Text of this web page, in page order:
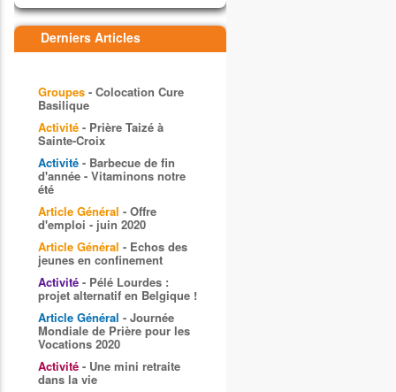
Derniers Articles
Groupes - Colocation Cure
Basilique
Activité - Prière Taizé à
Sainte-Croix
Activité - Barbecue de fin
d'année - Vitaminons notre
été
Article Général - Offre
d'emploi - juin 2020
Article Général - Echos des
jeunes en confinement
Activité - Pélé Lourdes :
projet alternatif en Belgique !
Article Général - Journée
Mondiale de Prière pour les
Vocations 2020
Activité - Une mini retraite
dans la vie